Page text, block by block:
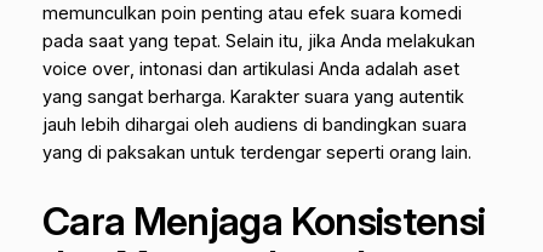
memunculkan poin penting atau efek suara komedi
pada saat yang tepat. Selain itu, jika Anda melakukan
voice over, intonasi dan artikulasi Anda adalah aset
yang sangat berharga. Karakter suara yang autentik
jauh lebih dihargai oleh audiens di bandingkan suara
yang di paksakan untuk terdengar seperti orang lain.
Cara Menjaga Konsistensi